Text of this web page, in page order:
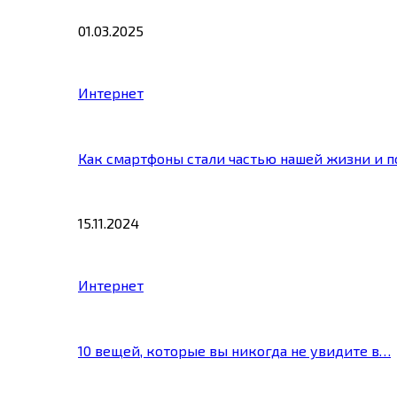
01.03.2025
Интернет
Как смартфоны стали частью нашей жизни и
15.11.2024
Интернет
10 вещей, которые вы никогда не увидите в…